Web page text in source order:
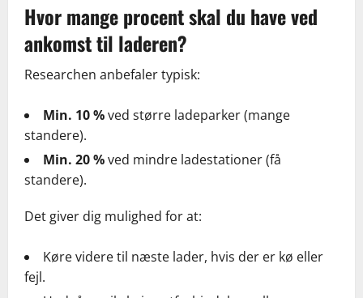
Hvor mange procent skal du have ved
ankomst til laderen?
Researchen anbefaler typisk:
Min. 10 %ved større ladeparker (mange
standere).
Min. 20 %ved mindre ladestationer (få
standere).
Det giver dig mulighed for at:
Køre videre til næste lader, hvis der er kø eller
fejl.